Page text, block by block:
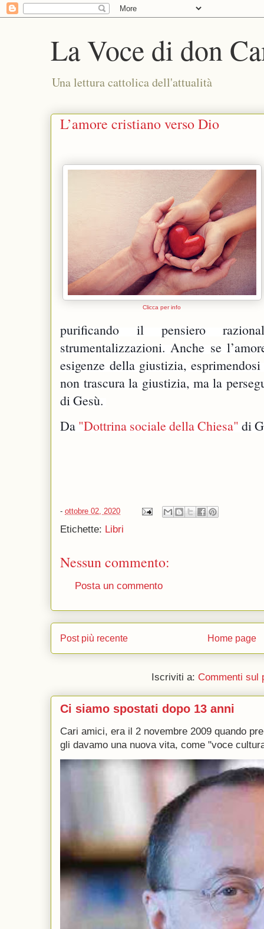
La Voce di don
Una lettura cattolica dell'attualità
L’amore cristiano verso Dio
Clicca per info
purificando il pensiero
strumentalizzazioni. Anche se
esigenze della giustizia,
non trascura la giustizia, ma la
di Gesù.
Da "Dottrina sociale della Chiesa" di
- ottobre 02, 2020
Etichette: Libri
Nessun commento:
Posta un commento
Post più recente Home page
Iscriviti a: Commenti sul
Ci siamo spostati dopo 13 anni
Cari amici, era il 2 novembre 2009 quando
gli davamo una nuova vita, come "voce